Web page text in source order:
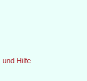
und Hilfe